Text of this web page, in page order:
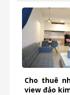
Cho thuê
view đảo